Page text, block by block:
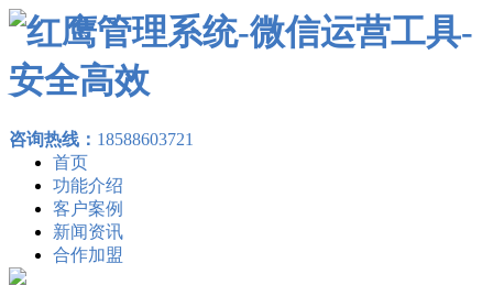
咨询热线： 18588603721
首页
功能介绍
客户案例
新闻资讯
合作加盟